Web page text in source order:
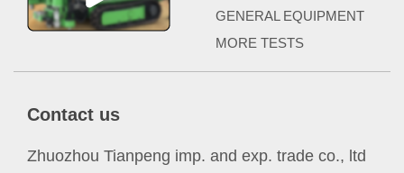
GENERAL EQUIPMENT
MORE TESTS
Contact us
Zhuozhou Tianpeng imp. and exp. trade co., ltd